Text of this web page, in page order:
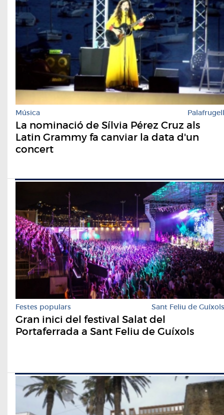
Música Palafrugell
La nominació de Sílvia Pérez Cruz als
Latin Grammy fa canviar la data d'un
concert
Festes populars Sant Feliu de Guíxols
Gran inici del festival Salat del
Portaferrada a Sant Feliu de Guíxols